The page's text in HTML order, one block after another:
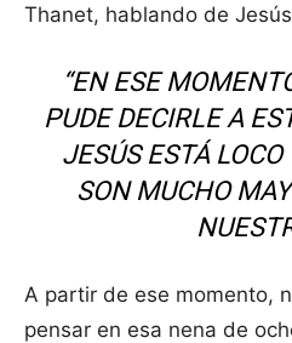
Thanet, hablando de
“EN ESE
PUDE DECIRLE A
JESÚS ESTÁ
SON MUCHO
A partir de ese momento,
pensar en esa nena de